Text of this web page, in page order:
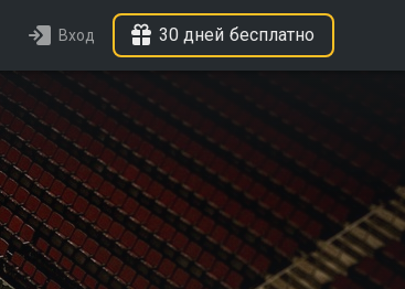
Вход 30 дней бесплатно